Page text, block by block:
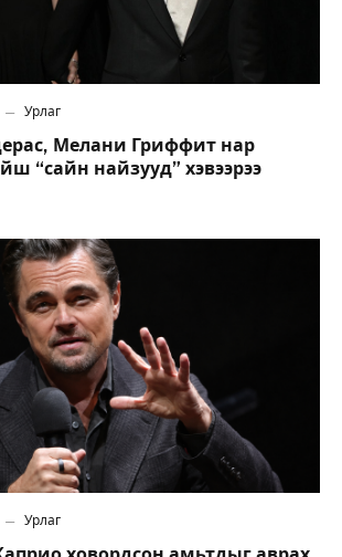
Урлаг
Мелани Гриффит нар
“сайн найзууд” хэвээрээ
Урлаг